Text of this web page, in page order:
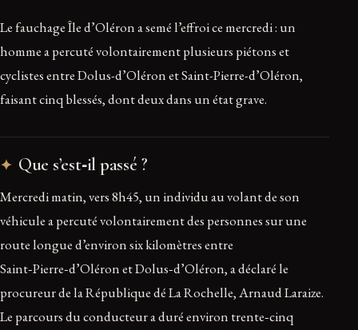
Le fauchage Île d’Oléron a semé l’effroi ce mercredi : un
homme a percuté volontairement plusieurs piétons et
cyclistes entre Dolus-d’Oléron et Saint-Pierre-d’Oléron,
faisant cinq blessés, dont deux dans un état grave.
Que s’est‑il passé ?
Mercredi matin, vers 8h45, un individu au volant de son
véhicule a percuté volontairement des personnes sur une
route longue d’environ six kilomètres entre
Saint‑Pierre‑d’Oléron et Dolus‑d’Oléron, a déclaré le
procureur de la République dé La Rochelle, Arnaud Laraize.
Le parcours du conducteur a duré environ trente‑cinq